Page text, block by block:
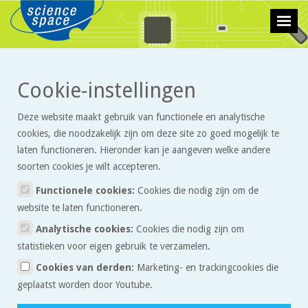
Technologie Artikelen > Lenzen
Lenzen
Lenzen worden veel gebruikt in allerlei appartaten. Ook in je oog
zit een lens. Wat zijn lenzen eigenlijk precies en wat doen ze?
Hol en bol
Een lens is een transparant voorwerp dat lichtstralen van richting
kan laten veranderen. Hierdoor kan het beeld voor de lens vergroot
of verkleind worden. Bij een positieve (bolle) lens worden de
lichtstralen die evenwijdig de lens invallen, naar elkaar toe gebogen
Cookie-instellingen
Deze website maakt gebruik van functionele en analytische
cookies, die noodzakelijk zijn om deze site zo goed mogelijk te
laten functioneren. Hieronder kan je aangeven welke andere
soorten cookies je wilt accepteren.
Functionele cookies: Cookies die nodig zijn om de
website te laten functioneren.
Analytische cookies: Cookies die nodig zijn om
statistieken voor eigen gebruik te verzamelen.
Cookies van derden: Marketing- en trackingcookies die
geplaatst worden door Youtube.